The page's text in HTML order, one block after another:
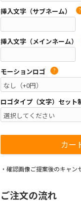
挿入文字（サブネーム） ?
挿入文字（メインネーム）
モーションロゴ ?
ロゴタイプ（文字）セット
・確認画像ご提案後のキャン
ご注文の流れ